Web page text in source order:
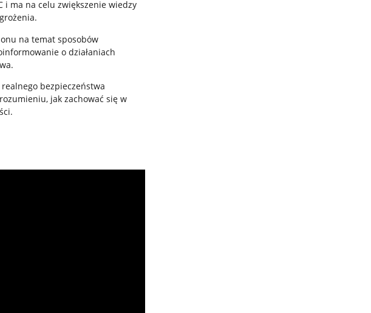
i ma na celu zwiększenie wiedzy
na temat sposobów
o działaniach
bezpieczeństwa
jak zachować się w